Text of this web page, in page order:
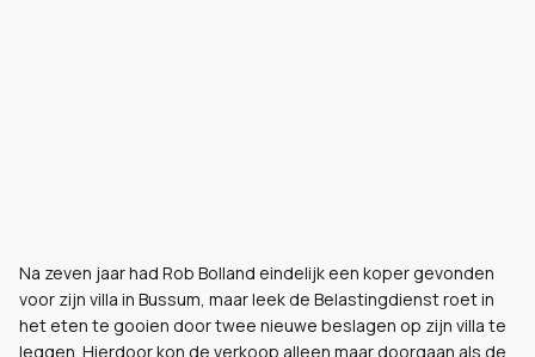
Na zeven jaar had Rob Bolland eindelijk een koper gevonden
voor zijn villa in Bussum, maar leek de Belastingdienst roet in
het eten te gooien door twee nieuwe beslagen op zijn villa te
leggen. Hierdoor kon de verkoop alleen maar doorgaan als de